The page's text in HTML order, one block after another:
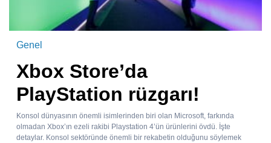
Genel
Xbox Store’da
PlayStation rüzgarı!
Konsol dünyasının önemli isimlerinden biri olan Microsoft, farkında
olmadan Xbox’ın ezeli rakibi Playstation 4’ün ürünlerini övdü. İşte
detaylar. Konsol sektöründe önemli bir rekabetin olduğunu söylemek